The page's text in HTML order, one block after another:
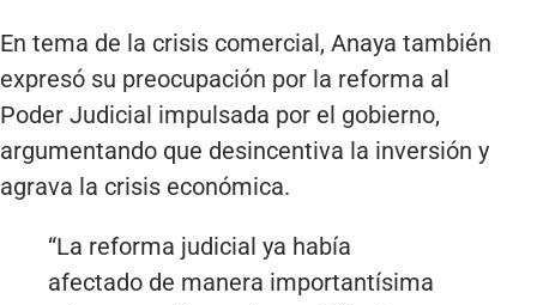
En tema de la crisis comercial, Anaya también
expresó su preocupación por la reforma al
Poder Judicial impulsada por el gobierno,
argumentando que desincentiva la inversión y
agrava la crisis económica.
“La reforma judicial ya había
afectado de manera importantísima